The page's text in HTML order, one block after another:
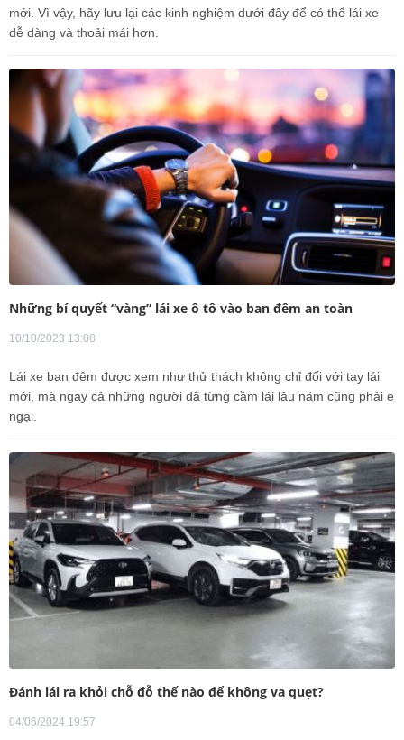
mới. Vì vậy, hãy lưu lại các kinh nghiệm dưới đây để có thể lái xe
dễ dàng và thoải mái hơn.
Những bí quyết “vàng” lái xe ô tô vào ban đêm an toàn
10/10/2023 13:08
Lái xe ban đêm được xem như thử thách không chỉ đối với tay lái
mới, mà ngay cả những người đã từng cầm lái lâu năm cũng phải e
ngại.
Đánh lái ra khỏi chỗ đỗ thế nào để không va quẹt?
04/06/2024 19:57